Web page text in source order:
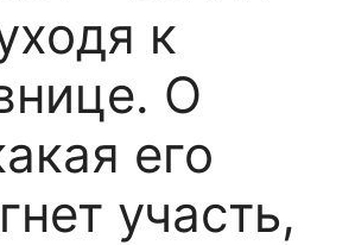
к
О
его
участь,